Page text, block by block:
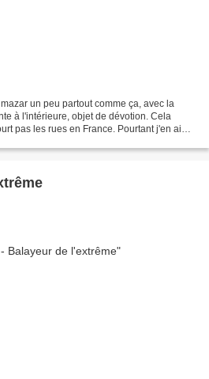
un peu partout comme ça, avec la
à l'intérieure, objet de dévotion. Cela
pas les rues en France. Pourtant j'en ai